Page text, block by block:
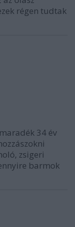
régen tudtak
34 év
zsigeri
barmok